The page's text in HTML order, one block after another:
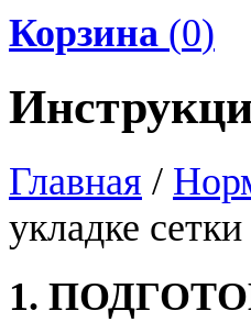
Корзина (0)
Главная /
укладке
1.